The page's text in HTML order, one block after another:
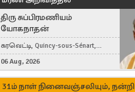
திரு சுப்பிரமணியம்
யோகநாதன்
கரவெட்டி, Quincy-sous-Sénart,
France
06 Aug, 2026
31ம் நாள் நினைவஞ்சலியும், நன்றி